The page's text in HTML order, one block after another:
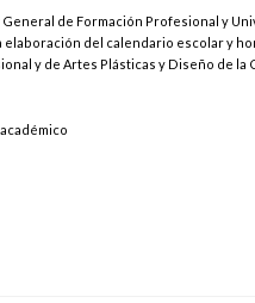
de Formación Profesional y
del calendario escolar y
y de Artes Plásticas y Diseño de la